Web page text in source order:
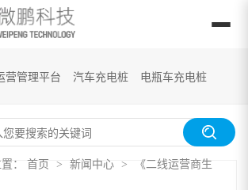
营管理平台 汽车充电桩 电瓶车充电桩
： 首页 > 新闻中心 > 《二线运营商生